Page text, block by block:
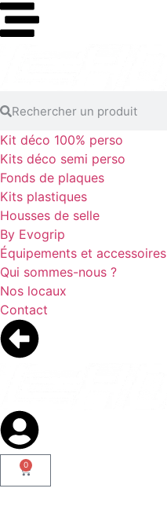
Kit déco 100% perso
Kits déco semi perso
Fonds de plaques
Kits plastiques
Housses de selle
By Evogrip
Équipements et accessoires
Qui sommes-nous ?
Nos locaux
Contact
0